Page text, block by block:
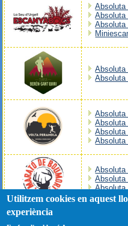
Absoluta
Absoluta
Absoluta
Absoluta
Absoluta
Absoluta
Absoluta
Absoluta
Absoluta
Absoluta
Absoluta
Absoluta
Utilitzem cookies en aquest
experiència